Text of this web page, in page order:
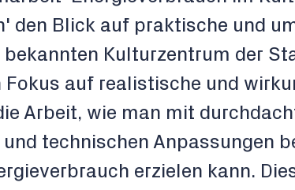
den Blick auf praktische und
bekannten Kulturzentrum der
Fokus auf realistische und
Arbeit, wie man mit
technischen Anpassungen
erzielen kann.